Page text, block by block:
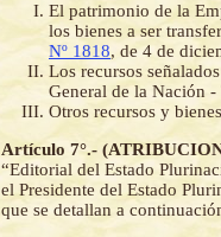
El patrimonio de la
los bienes a ser
Nº 1818, de 4 de
Los recursos
General de la Nación
Otros recursos y
Artículo 7°.-
“Editorial del Estado
el Presidente del Estado
que se detallan a